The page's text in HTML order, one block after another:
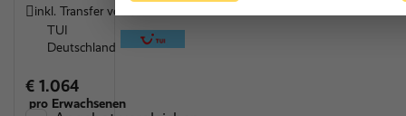
inkl. Transfer vor Ort
TUI
Deutschland
€ 1.064
pro Erwachsenen